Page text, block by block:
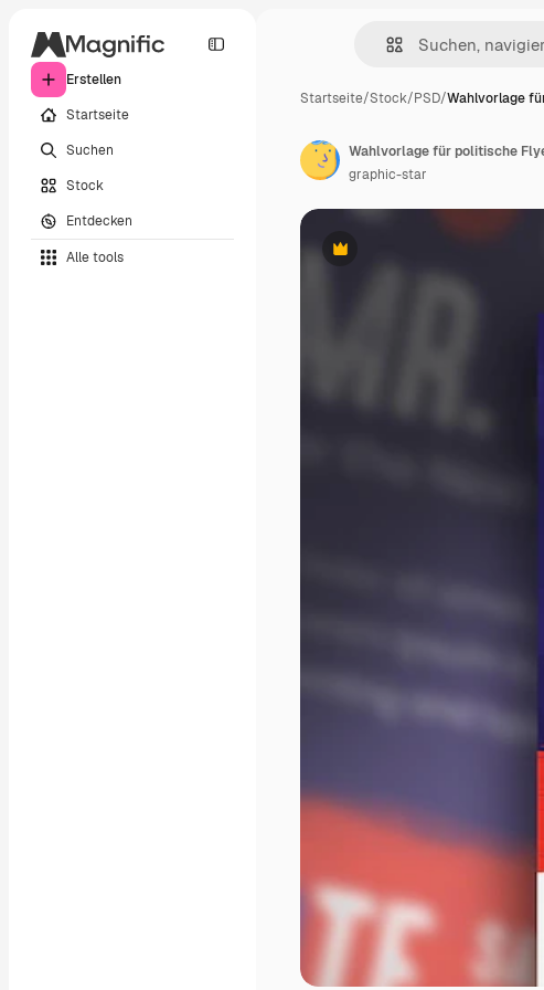
Erstellen
Startseite
Suchen
Stock
Entdecken
Alle tools
Startseite/Stock/PSD/Wahlvorlage
Premium
Wahlvorlage für politische
graphic-star